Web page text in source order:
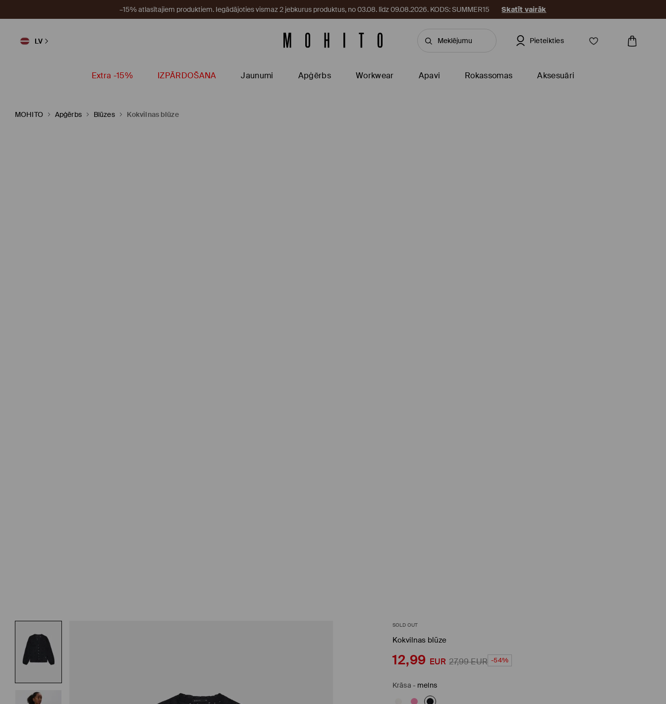
–15% atlasītajiem produktiem. Iegādājoties vismaz 2 jebkurus produktus, no 03.08. līdz 09.08.2026. KODS: SUMMER15 Skatīt vairāk
LV Pieteikties
Extra -15% IZPĀRDOŠANA Jaunumi Apģērbs Workwear Apavi Rokassomas Aksesuāri
MOHITO Apģērbs Blūzes Kokvilnas blūze
SOLD OUT
Kokvilnas blūze
12,99 EUR 27,99EUR -54%
Krāsa - melns